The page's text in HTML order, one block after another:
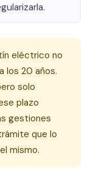
eléctrico no
los 20 años.
solo
plazo
gestiones
que lo
mismo.